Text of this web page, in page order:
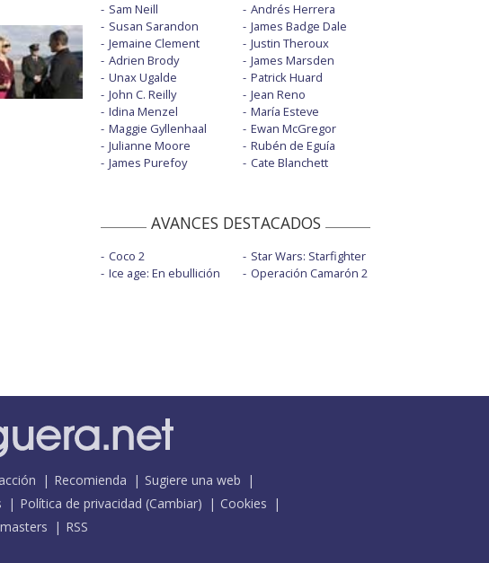
Sam Neill
Susan Sarandon
Jemaine Clement
Adrien Brody
Unax Ugalde
John C. Reilly
Idina Menzel
Maggie Gyllenhaal
Julianne Moore
James Purefoy
Andrés Herrera
James Badge Dale
Justin Theroux
James Marsden
Patrick Huard
Jean Reno
María Esteve
Ewan McGregor
Rubén de Eguía
Cate Blanchett
AVANCES DESTACADOS
Coco 2
Ice age: En ebullición
Star Wars: Starfighter
Operación Camarón 2
Recomienda
Sugiere una web
Política de privacidad (Cambiar)
Cookies
RSS